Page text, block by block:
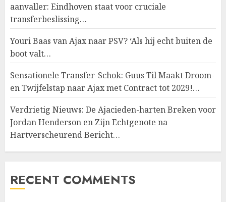
aanvaller: Eindhoven staat voor cruciale
transferbeslissing…
Youri Baas van Ajax naar PSV? ‘Als hij echt buiten de
boot valt…
Sensationele Transfer-Schok: Guus Til Maakt Droom-
en Twijfelstap naar Ajax met Contract tot 2029!…
Verdrietig Nieuws: De Ajacieden-harten Breken voor
Jordan Henderson en Zijn Echtgenote na
Hartverscheurend Bericht…
RECENT COMMENTS